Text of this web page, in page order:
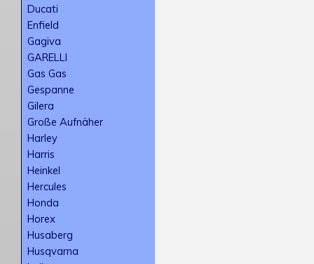
Ducati
Enfield
Gagiva
GARELLI
Gas Gas
Gespanne
Gilera
Große Aufnäher
Harley
Harris
Heinkel
Hercules
Honda
Horex
Husaberg
Husqvarna